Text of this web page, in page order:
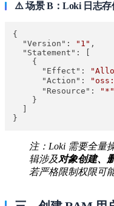
⚠️ 场景 B：Loki 日志存
{
"Version":
"1" ,
"Statement":
    {
"Effect":
"Action":
"Resource":
"*"
    }
注：Loki 需要全量
辑涉及对象创建、
若严格限制权限可